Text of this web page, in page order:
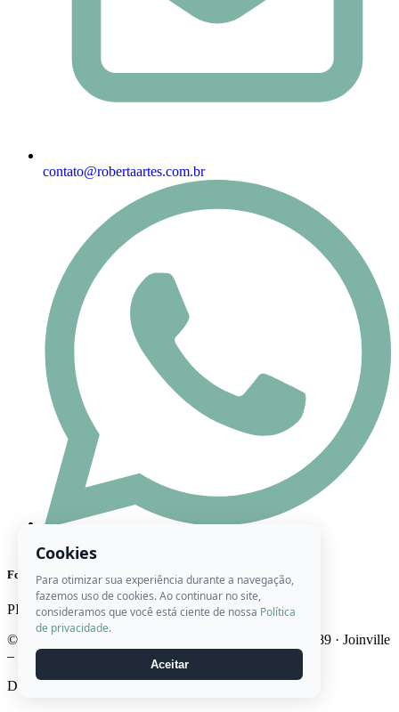
contato@robertaartes.com.br
Formas de Pagamento
PIX Cartão Boleto
© 2026 Ateliê Roberta Artes · CNPJ 22.746.947/0001-89 · Joinville
– SC · Brasil
Desenvolvido por
Cookies
Para otimizar sua experiência durante a navegação,
fazemos uso de cookies. Ao continuar no site,
consideramos que você está ciente de nossa Política
de privacidade.
Aceitar